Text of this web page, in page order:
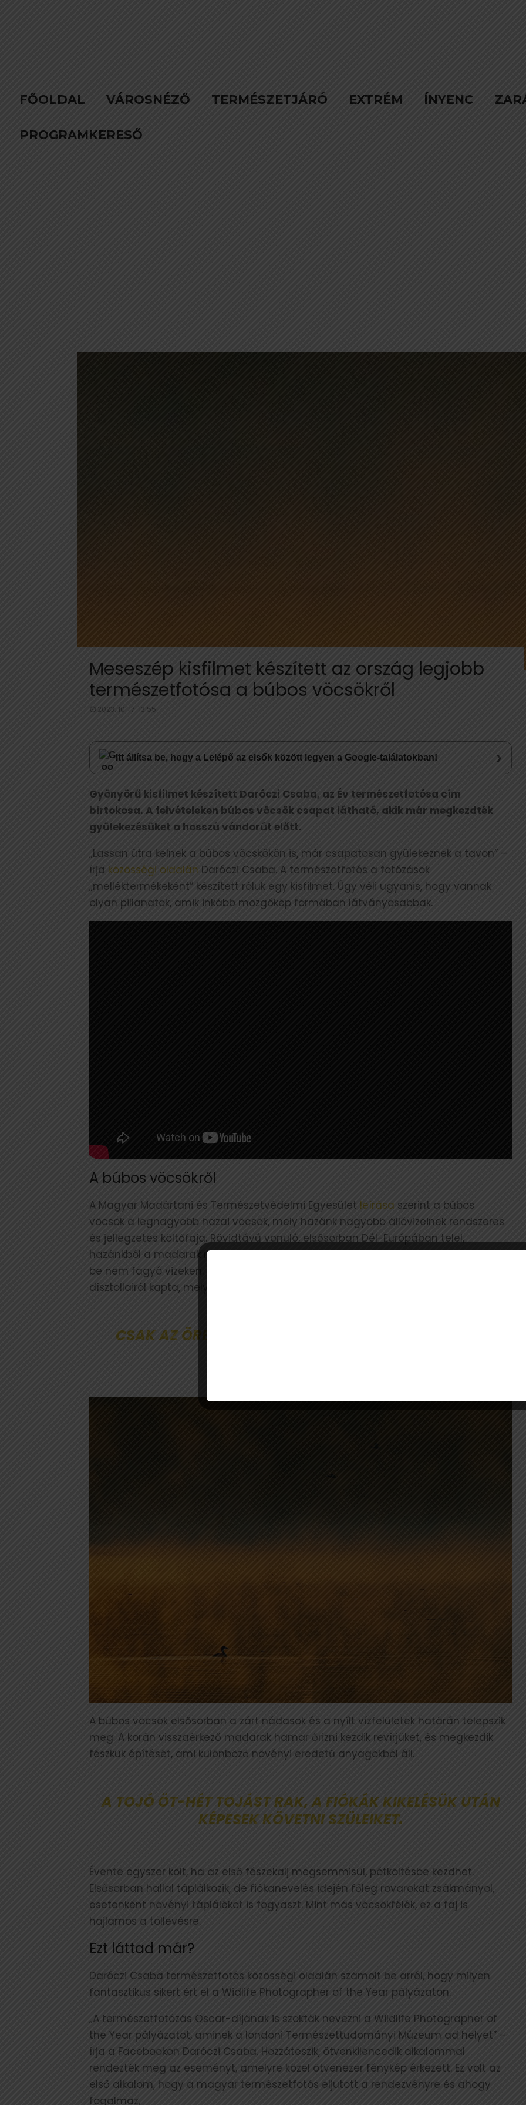
FŐOLDAL VÁROSNÉZŐ TERMÉSZETJÁRÓ EXTRÉM ÍNYENC
PROGRAMKERESŐ
Meseszép kisfilmet készített az ország legjobb
természetfotósa a búbos vöcsökről
2023. 10. 17. 13:55
Itt állítsa be, hogy a Lelépő az elsők között legyen a Google-találatokban! ›
Gyönyörű kisfilmet készített Daróczi Csaba, az Év természetfotósa cím
birtokosa. A felvételeken búbos vöcsök csapat látható, akik már megkezdték
gyülekezésüket a hosszú vándorút előtt.
„Lassan útra kelnek a búbos vöcskökön is, már csapatosan gyülekeznek a tavon” –
írja közösségi oldalán Daróczi Csaba. A természetfotós a fotózások
„melléktermékeként” készített róluk egy kisfilmet. Úgy véli ugyanis, hogy vannak
olyan pillanatok, amik inkább mozgókép formában látványosabbak.
A búbos vöcsökről
A Magyar Madártani és Természetvédelmi Egyesület leírása szerint a búbos
vöcsök a legnagyobb hazai vöcsök, mely hazánk nagyobb állóvizeinek rendszeres
és jellegzetes költőfaja. Rövidtávú vonuló, elsősorban Dél-Európában telel,
hazánkból a madarak nagy része késő ősszel elvonul, csak néhányan maradnak a
be nem fagyó vizeken. Nevét a fejen található, jellegzetesen felmeredő
dísztollairól kapta, mely
CSAK AZ ÖREG MADARAKON FIGYELHETŐ MEG KORA
A búbos vöcsök elsősorban a zárt nádasok és a nyílt vízfelületek határán telepszik
meg. A korán visszaérkező madarak hamar őrizni kezdik revírjüket, és megkezdik
fészkük építését, ami különböző növényi eredetű anyagokból áll.
A TOJÓ ÖT-HÉT TOJÁST RAK, A FIÓKÁK KIKELÉSÜK UTÁN
KÉPESEK KÖVETNI SZÜLEIKET.
Évente egyszer költ, ha az első fészekalj megsemmisül, pótköltésbe kezdhet.
Elsősorban hallal táplálkozik, de fiókanevelés idején főleg rovarokat zsákmányol,
esetenként növényi táplálékot is fogyaszt. Mint más vöcsökfélék, ez a faj is
hajlamos a tollevésre.
Ezt láttad már?
Daróczi Csaba természetfotós közösségi oldalán számolt be arról, hogy milyen
fantasztikus sikert ért el a Widlife Photographer of the Year pályázaton.
„A természetfotózás Oscar-díjának is szokták nevezni a Wildlife Photographer of
the Year pályázatot, aminek a londoni Természettudományi Múzeum ad helyet” –
írja a Facebookon Daróczi Csaba. Hozzáteszik, ötvenkilencedik alkalommal
rendezték meg az eseményt, amelyre közel ötvenezer fénykép érkezett. Ez volt az
első alkalom, hogy a magyar természetfotós eljutott a rendezvényre és ahogy
fogalmaz,